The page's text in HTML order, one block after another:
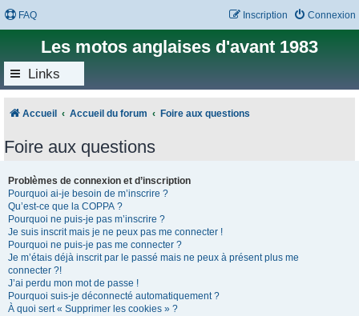
FAQ Connexion
Inscription
Les motos anglaises d'avant 1983
Links
Accueil Accueil du forum Foire aux questions
Foire aux questions
Problèmes de connexion et d’inscription
Pourquoi ai-je besoin de m’inscrire ?
Qu’est-ce que la COPPA ?
Pourquoi ne puis-je pas m’inscrire ?
Je suis inscrit mais je ne peux pas me connecter !
Pourquoi ne puis-je pas me connecter ?
Je m’étais déjà inscrit par le passé mais ne peux à présent plus me
connecter ?!
J’ai perdu mon mot de passe !
Pourquoi suis-je déconnecté automatiquement ?
À quoi sert « Supprimer les cookies » ?